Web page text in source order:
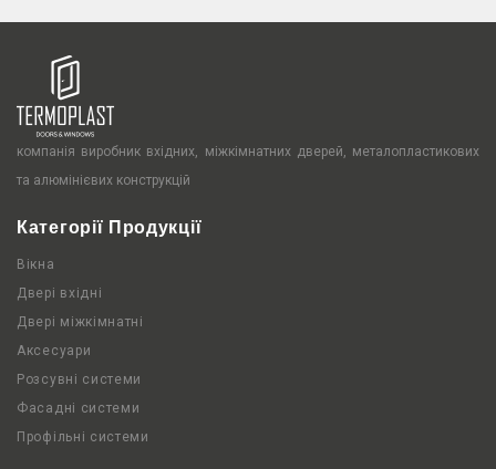
компанія виробник вхідних, міжкімнатних дверей, металопластикових
та алюмінієвих конструкцій
Категорії Продукції
Вікна
Двері вхідні
Двері міжкімнатні
Аксесуари
Розсувні системи
Фасадні системи
Профільні системи